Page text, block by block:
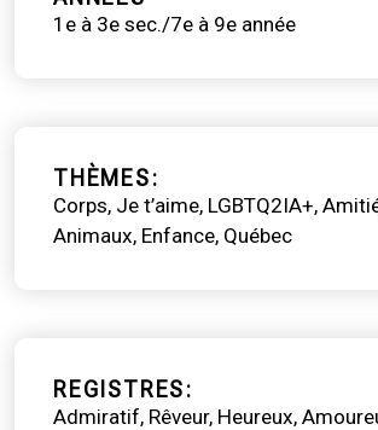
1e à 3e sec./7e à 9e année
THÈMES
Corps Je t’aime LGBTQ2IA+
Animaux Enfance Québec
REGISTRES
Admiratif Rêveur Heureux